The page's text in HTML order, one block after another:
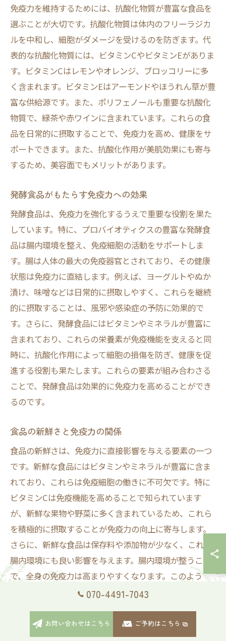
免疫力を維持するためには、抗酸化物質が豊富な食品を
選ぶことが大切です。抗酸化物質は体内のフリーラジカ
ルを中和し、細胞がダメージを受けるのを防ぎます。代
表的な抗酸化物質には、ビタミンCやビタミンEがありま
す。ビタミンCはレモンやオレンジ、ブロッコリーに多
く含まれます。ビタミンEはアーモンドやほうれん草が豊
富な供給源です。また、ポリフェノールも重要な抗酸化
物質で、緑茶や赤ワインに含まれています。これらの食
品を日常的に摂取することで、免疫力を高め、健康をサ
ポートできます。また、抗酸化作用が美肌効果にも寄与
するため、美容面でもメリットがあります。
発酵食品がもたらす免疫力への効果
発酵食品は、免疫力を強化するうえで重要な役割を果た
しています。特に、プロバイオティクスの豊富な発酵食
品は腸内環境を整え、免疫細胞の活動をサポートしま
す。腸は人体の最大の免疫器官とされており、その健康
状態は免疫力に直結します。例えば、ヨーグルトやぬか
漬け、味噌などは日常的に摂取しやすく、これらを継続
的に摂取することは、風邪や感染症の予防に効果的で
す。さらに、発酵食品にはビタミンやミネラルが豊富に
含まれており、これらの栄養素が免疫機能を支えると同
時に、抗酸化作用によって細胞の損傷を防ぎ、健康を促
進する役割も果たします。これらの要素が組み合わさる
ことで、発酵食品は効果的に免疫力を高めることができ
るのです。
食品の新鮮さと免疫力の関係
食品の新鮮さは、免疫力に直接影響を与える要素の一つ
です。新鮮な食品にはビタミンやミネラルが豊富に含ま
れており、これらは免疫細胞の働きに不可欠です。特に
ビタミンCは免疫機能を高めることで知られています
が、新鮮な果物や野菜に多く含まれているため、これら
を積極的に摂取することが免疫力の向上に寄与します。
さらに、新鮮な食品は保存料や添加物が少なく、これが
腸内環境にも良い影響を与えます。腸内環境が整うこと
で、全身の免疫力は高まりやすくなります。このよう
に、日常的に新鮮な食品を選ぶことが、健康維持と免疫
元で採れた旬の食材を選ぶことも一つの方法です。
070-4491-7043
お問い合わせはこちら ご予約はこちら